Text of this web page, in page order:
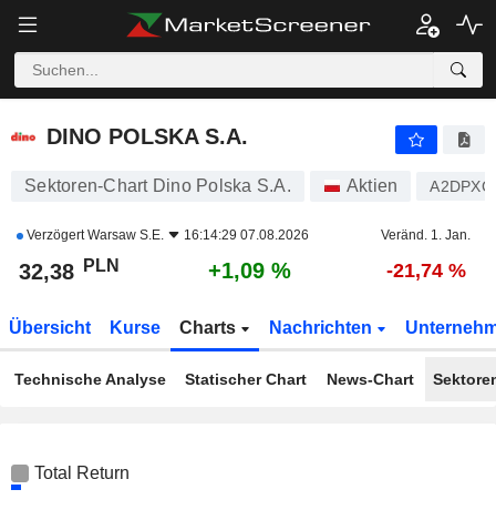
DINO POLSKA S.A.
DINO POLSKA S.A.
Sektoren-Chart Dino Polska S.A. Aktien A2DPXC
VerzögertWarsaw S.E. 16:14:29 07.08.2026 Veränd. 1. Jan.
32,38 PLN +1,09 % -21,74 %
Übersicht Kurse Charts Nachrichten
Technische Analyse Statischer Chart News-Chart
Total Return